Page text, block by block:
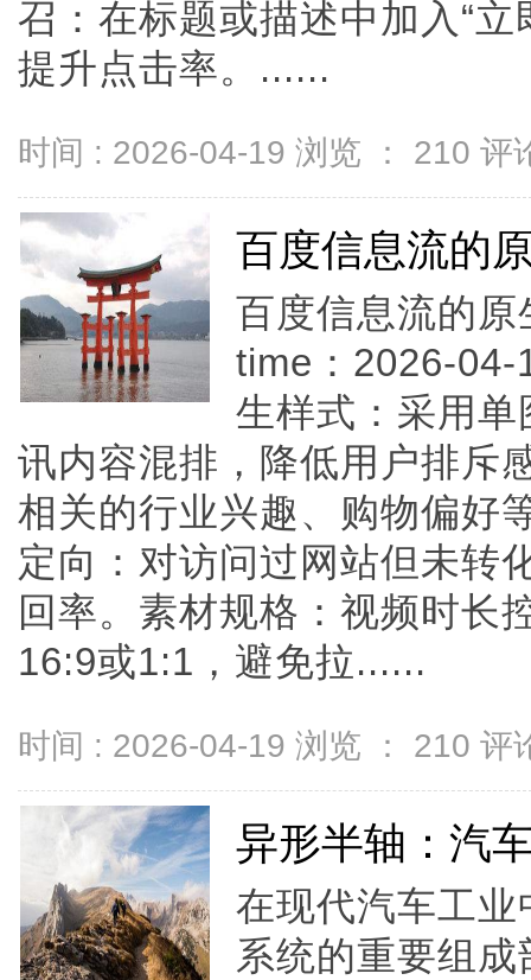
召：在标题或描述中加入“立
提升点击率。......
时间 : 2026-04-19 浏览 ： 210 评
百度信息流的
百度信息流的
time：2026-
生样式：采用
讯内容混排，降低用户排斥
相关的行业兴趣、购物偏好
定向：对访问过网站但未转
回率。素材规格：视频时长
16:9或1:1，避免拉......
时间 : 2026-04-19 浏览 ： 210 评
异形半轴：汽
在现代汽车工
系统的重要组